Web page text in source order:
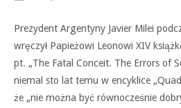
Prezydent Argentyny Javier Milei
wręczył Papieżowi Leonowi XIV
pt. „The Fatal Conceit. The Errors of
niemal sto lat temu w encyklice
że „nie można być równocześnie